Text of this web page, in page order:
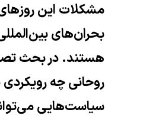
مشکلات این
بحران‌های
هستند. در بحث
روحانی چه
سیاست‌هایی